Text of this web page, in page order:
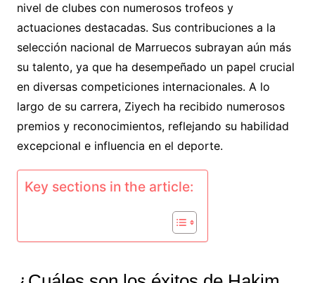
nivel de clubes con numerosos trofeos y
actuaciones destacadas. Sus contribuciones a la
selección nacional de Marruecos subrayan aún más
su talento, ya que ha desempeñado un papel crucial
en diversas competiciones internacionales. A lo
largo de su carrera, Ziyech ha recibido numerosos
premios y reconocimientos, reflejando su habilidad
excepcional e influencia en el deporte.
Key sections in the article: